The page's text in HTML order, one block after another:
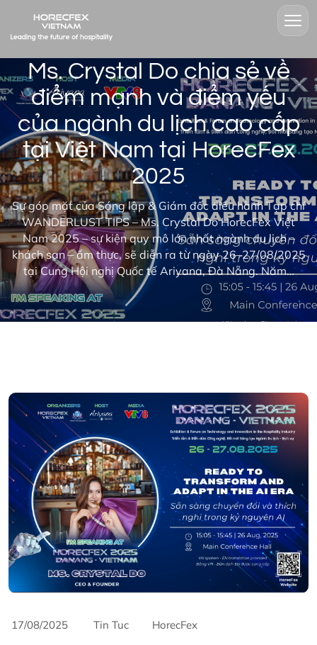
Ms. Crystal Do chia sẻ về
điểm mạnh và điểm yếu
của ngành du lịch cao cấp
tại Việt Nam tại HorecFex
2025
Sự góp mặt của Sáng lập & Giám đốc điều hành Tạp chí
WANDERLUST TIPS – Ms. Crystal Do HorecFex Việt
Nam 2025 – sự kiện quy mô lớn nhất ngành du lịch –
khách sạn – ẩm thực, sẽ diễn ra từ ngày 26–27/08/2025
tại Cung Hội nghị Quốc tế Ariyana, Đà Nẵng. Năm…
17/08/2025 Tin Tuc HorecFex